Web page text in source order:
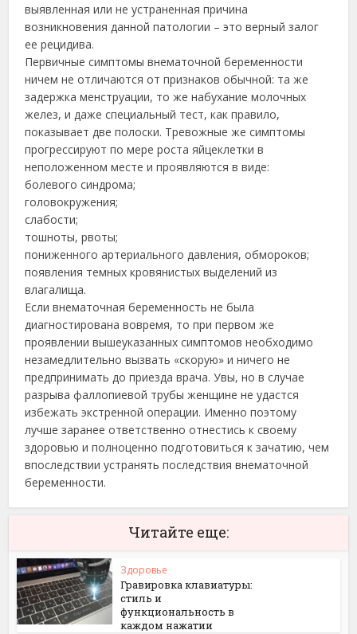
выявленная или не устраненная причина
возникновения данной патологии – это верный залог
ее рецидива.
Первичные симптомы внематочной беременности
ничем не отличаются от признаков обычной: та же
задержка менструации, то же набухание молочных
желез, и даже специальный тест, как правило,
показывает две полоски. Тревожные же симптомы
прогрессируют по мере роста яйцеклетки в
неположенном месте и проявляются в виде:
болевого синдрома;
головокружения;
слабости;
тошноты, рвоты;
пониженного артериального давления, обмороков;
появления темных кровянистых выделений из
влагалища.
Если внематочная беременность не была
диагностирована вовремя, то при первом же
проявлении вышеуказанных симптомов необходимо
незамедлительно вызвать «скорую» и ничего не
предпринимать до приезда врача. Увы, но в случае
разрыва фаллопиевой трубы женщине не удастся
избежать экстренной операции. Именно поэтому
лучше заранее ответственно отнестись к своему
здоровью и полноценно подготовиться к зачатию, чем
впоследствии устранять последствия внематочной
беременности.
Читайте еще:
Здоровье
Гравировка клавиатуры:
стиль и
функциональность в
каждом нажатии